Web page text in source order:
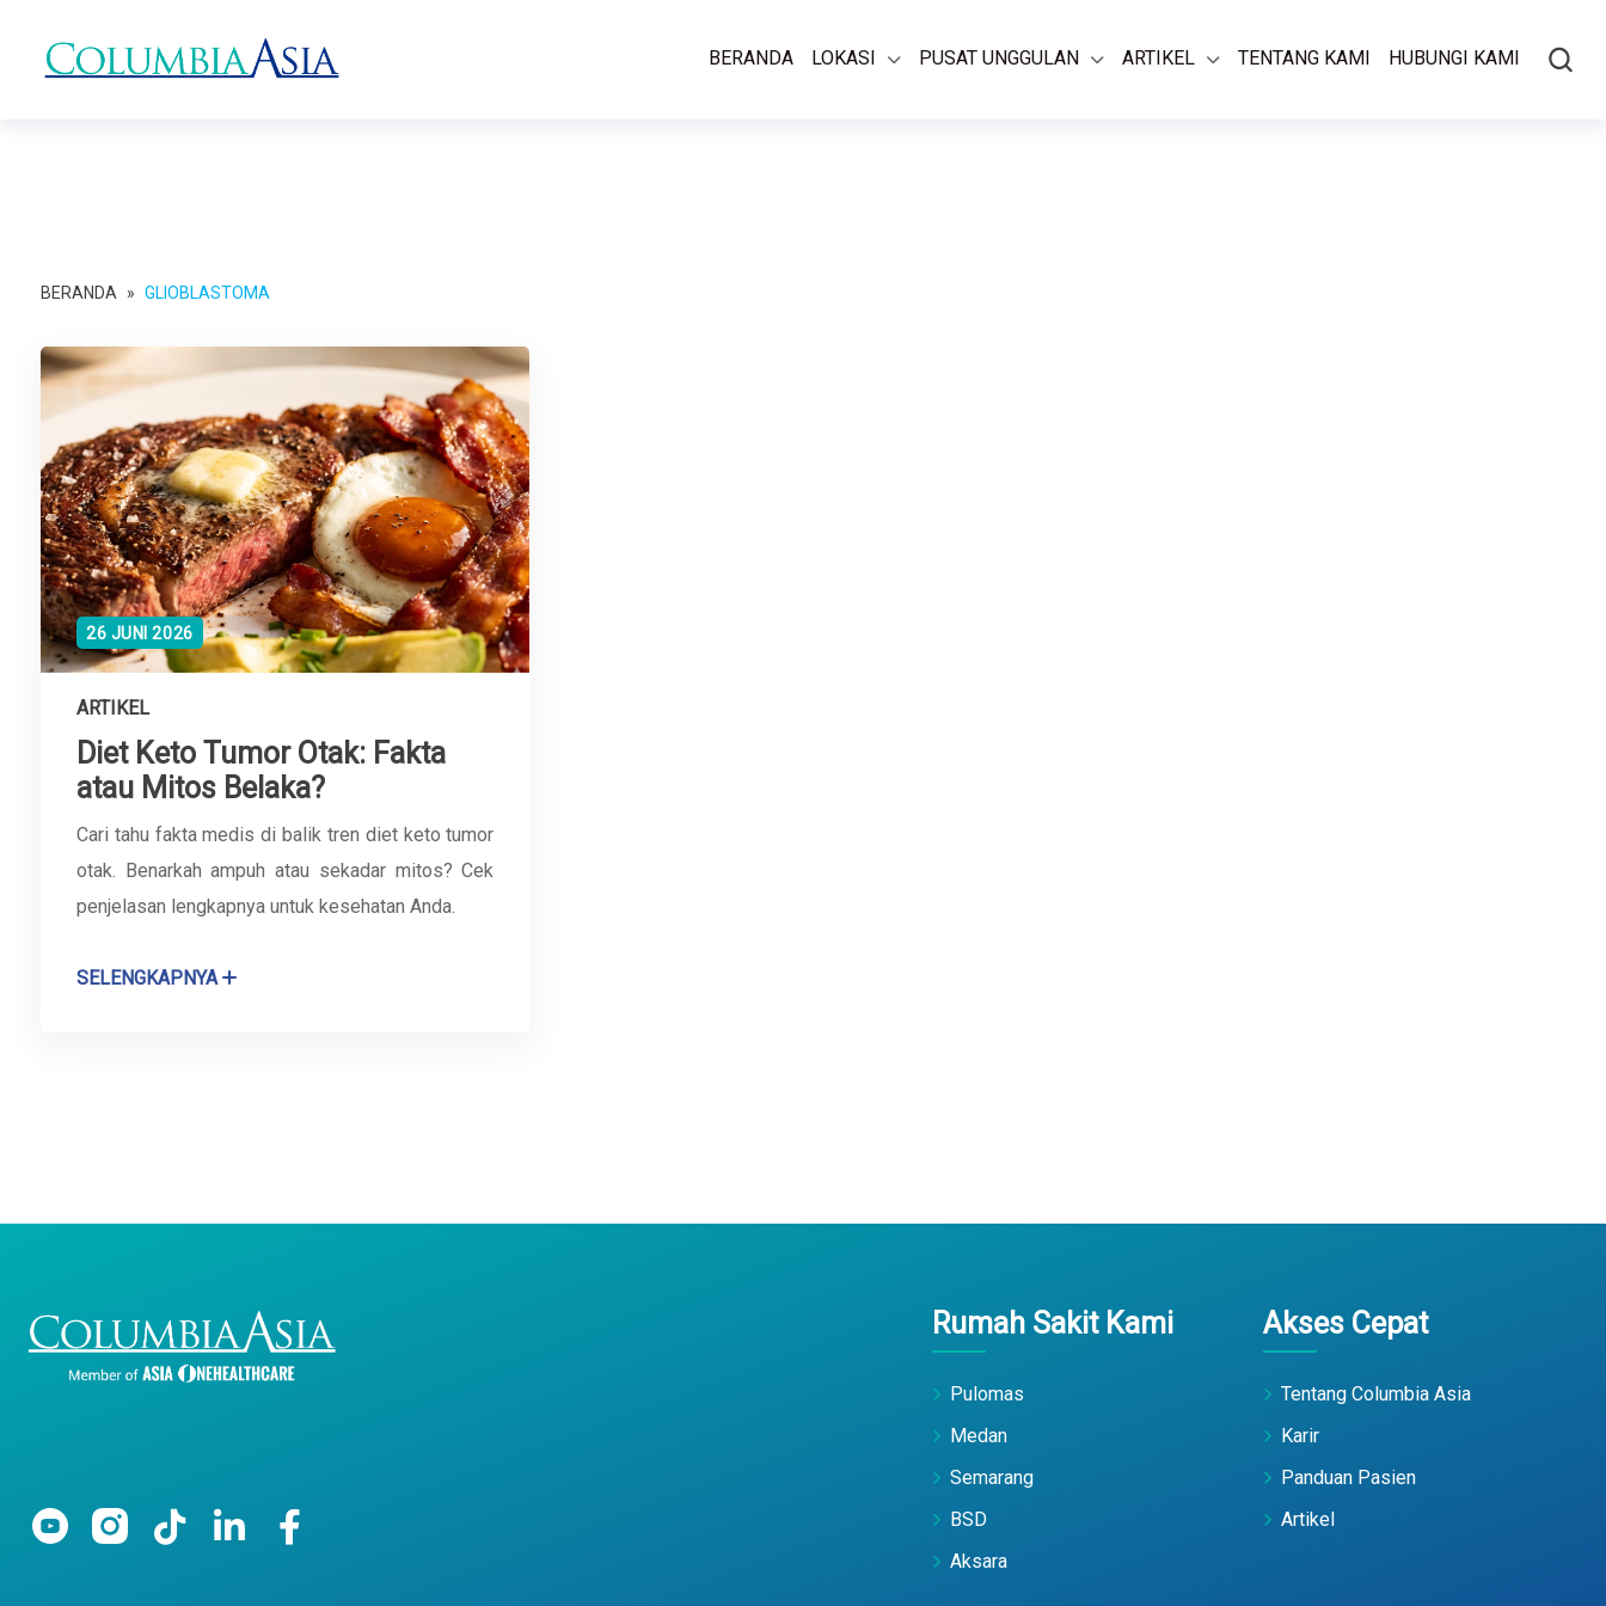
BERANDA LOKASI PUSAT UNGGULAN ARTIKEL TENTANG KAMI HUBUNGI KAMI
BERANDA » GLIOBLASTOMA
26 JUNI 2026
ARTIKEL
Diet Keto Tumor Otak: Fakta
atau Mitos Belaka?
Cari tahu fakta medis di balik tren diet keto tumor
otak. Benarkah ampuh atau sekadar mitos? Cek
penjelasan lengkapnya untuk kesehatan Anda.
SELENGKAPNYA
Rumah Sakit Kami
Pulomas
Medan
Semarang
BSD
Aksara
Akses Cepat
Tentang Columbia Asia
Karir
Panduan Pasien
Artikel